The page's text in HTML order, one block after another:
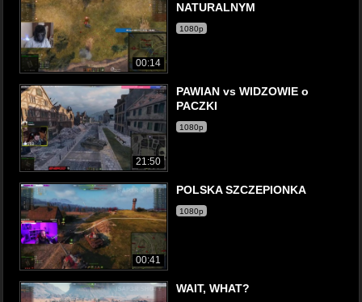
00:14
NATURALNYM
1080p
21:50
PAWIAN vs WIDZOWIE o
PACZKI
1080p
00:41
POLSKA SZCZEPIONKA
1080p
WAIT, WHAT?